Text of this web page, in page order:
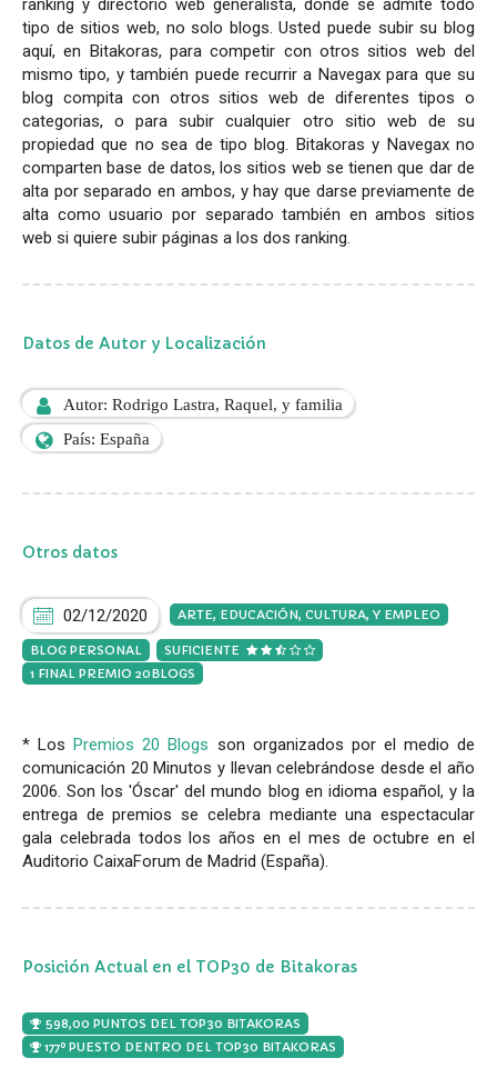
ranking y directorio web generalista, donde se admite todo
tipo de sitios web, no solo blogs. Usted puede subir su blog
aquí, en Bitakoras, para competir con otros sitios web del
mismo tipo, y también puede recurrir a Navegax para que su
blog compita con otros sitios web de diferentes tipos o
categorias, o para subir cualquier otro sitio web de su
propiedad que no sea de tipo blog. Bitakoras y Navegax no
comparten base de datos, los sitios web se tienen que dar de
alta por separado en ambos, y hay que darse previamente de
alta como usuario por separado también en ambos sitios
web si quiere subir páginas a los dos ranking.
Datos de Autor y Localización
Autor: Rodrigo Lastra, Raquel, y familia
País: España
Otros datos
02/12/2020 ARTE, EDUCACIÓN, CULTURA, Y EMPLEO
BLOG PERSONAL
SUFICIENTE
1 FINAL PREMIO 20BLOGS
* LosPremios 20 Blogs son organizados por el medio de
comunicación 20 Minutos y llevan celebrándose desde el año
2006. Son los 'Óscar' del mundo blog en idioma español, y la
entrega de premios se celebra mediante una espectacular
gala celebrada todos los años en el mes de octubre en el
Auditorio CaixaForum de Madrid (España).
Posición Actual en el TOP30 de Bitakoras
598,00 PUNTOS DEL TOP30 BITAKORAS
177º PUESTO DENTRO DEL TOP30 BITAKORAS